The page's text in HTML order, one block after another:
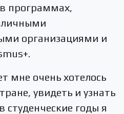
программах,
организациями и
мне очень хотелось
увидеть и узнать
студенческие годы я